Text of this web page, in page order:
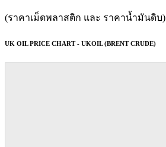
(ราคาเม็ดพลาสติก และ ราคาน้ำมันดิบ)
UK OIL PRICE CHART - UKOIL (BRENT CRUDE)